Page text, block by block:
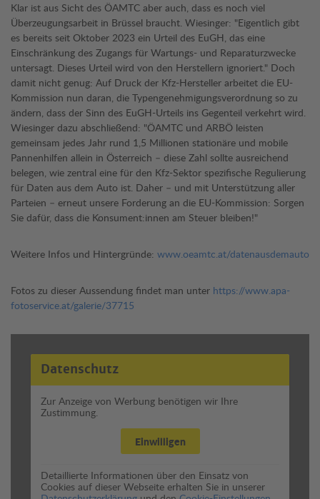
Klar ist aus Sicht des ÖAMTC aber auch, dass es noch viel
Überzeugungsarbeit in Brüssel braucht. Wiesinger: "Eigentlich gibt
es bereits seit Oktober 2023 ein Urteil des EuGH, das eine
Einschränkung des Zugangs für Wartungs- und Reparaturzwecke
untersagt. Dieses Urteil wird von den Herstellern ignoriert." Doch
damit nicht genug: Auf Druck der Kfz-Hersteller arbeitet die EU-
Kommission nun daran, die Typengenehmigungsverordnung so zu
ändern, dass der Sinn des EuGH-Urteils ins Gegenteil verkehrt wird.
Wiesinger dazu abschließend: "ÖAMTC und ARBÖ leisten
gemeinsam jedes Jahr rund 1,5 Millionen stationäre und mobile
Pannenhilfen allein in Österreich – diese Zahl sollte ausreichend
belegen, wie zentral eine für den Kfz-Sektor spezifische Regulierung
für Daten aus dem Auto ist. Daher – und mit Unterstützung aller
Parteien – erneut unsere Forderung an die EU-Kommission: Sorgen
Sie dafür, dass die Konsument:innen am Steuer bleiben!"
Weitere Infos und Hintergründe: www.oeamtc.at/datenausdemauto
Fotos zu dieser Aussendung findet man unter https://www.apa-
fotoservice.at/galerie/37715
Datenschutz
Zur Anzeige von Werbung benötigen wir Ihre
Zustimmung.
Einwilligen
Detaillierte Informationen über den Einsatz von
Cookies auf dieser Webseite erhalten Sie in unserer